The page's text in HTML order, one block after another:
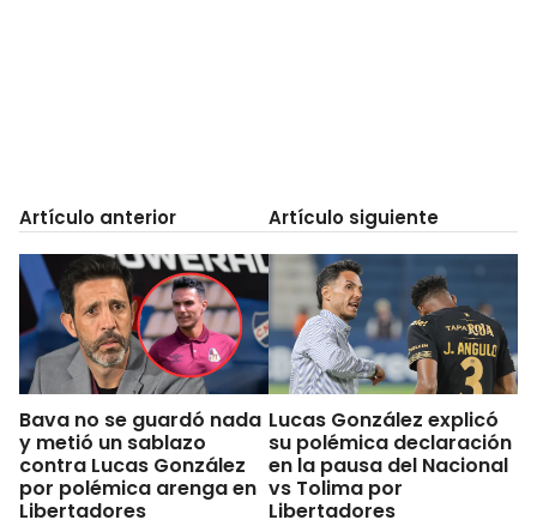
Artículo anterior
Bava no se guardó nada
y metió un sablazo
contra Lucas González
por polémica arenga en
Libertadores
Artículo siguiente
Lucas González explicó
su polémica declaración
en la pausa del Nacional
vs Tolima por
Libertadores